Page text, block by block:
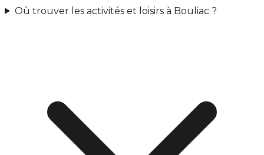
Où trouver les activités et loisirs à Bouliac ?